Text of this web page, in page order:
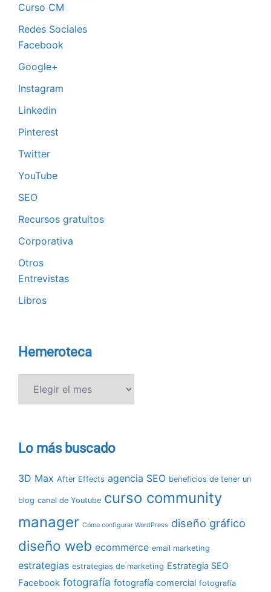
Curso CM
Redes Sociales
Facebook
Google+
Instagram
Linkedin
Pinterest
Twitter
YouTube
SEO
Recursos gratuitos
Corporativa
Otros
Entrevistas
Libros
Hemeroteca
Lo más buscado
3D Max After Effects agencia SEO beneficios de tener un
blog canal de Youtube curso community
manager Cómo configurar WordPress diseño gráfico
diseño web ecommerce email marketing
estrategias estrategias de marketing Estrategia SEO
Facebook fotografía fotografía comercial fotografía